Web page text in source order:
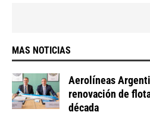
MAS NOTICIAS
Aerolíneas
renovación de
década